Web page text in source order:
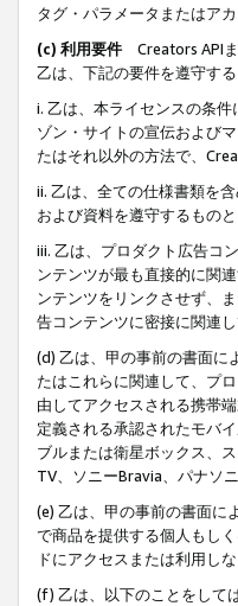
タグ・パラメータまたはア
(c) 利用要件 Creators API
乙は、下記の要件を遵守する
i. 乙は、本ライセンスの条
ゾン・サイトの宣伝および
たはそれ以外の方法で、
ii. 乙は、全ての仕様書類を
および資料を遵守するものと
iii. 乙は、プロダクト広告コ
ンテンツが最も直接的に関
ンテンツをリンクさせず、
告コンテンツに密接に関連
(d) 乙は、甲の事前の書面に
たはこれらに関連して、プ
由してアクセスされる携帯
定義される承認されたモバ
ブルまたは衛星ボックス、
TV、ソニーBravia、パナソ
(e) 乙は、甲の事前の書面に
で商品を提供する個人もし
ドにアクセスまたは利用し
(f) 乙は、以下のことをして